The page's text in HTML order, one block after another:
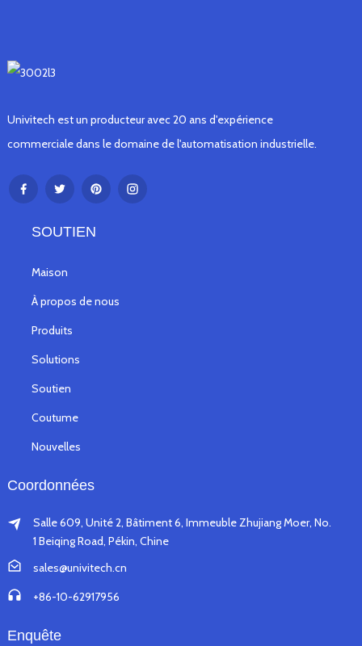
Univitech est un producteur avec 20 ans d'expérience
commerciale dans le domaine de l'automatisation industrielle.
SOUTIEN
Maison
À propos de nous
Produits
Solutions
Soutien
Coutume
Nouvelles
Coordonnées
Salle 609, Unité 2, Bâtiment 6, Immeuble Zhujiang Moer, No.
1 Beiqing Road, Pékin, Chine
sales@univitech.cn
+86-10-62917956
Enquête